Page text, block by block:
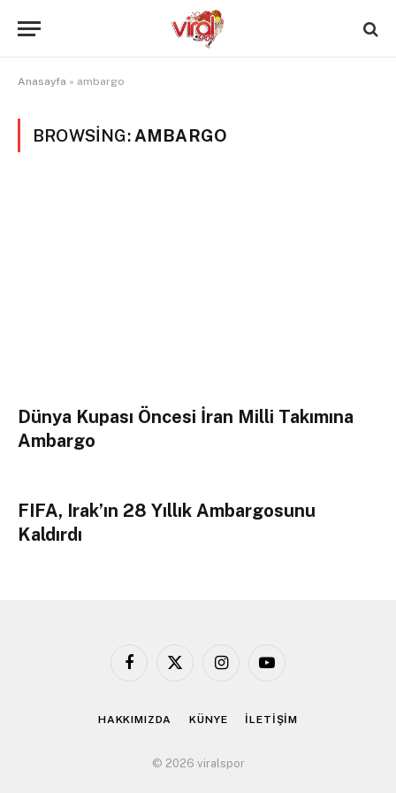
Anasayfa » ambargo
BROWSING: AMBARGO
Dünya Kupası Öncesi İran Milli Takımına
Ambargo
FIFA, Irak’ın 28 Yıllık Ambargosunu
Kaldırdı
Facebook
X
InstagramYouTube
HAKKIMIZDA KÜNYE İLETİŞİM
© 2026 viralspor